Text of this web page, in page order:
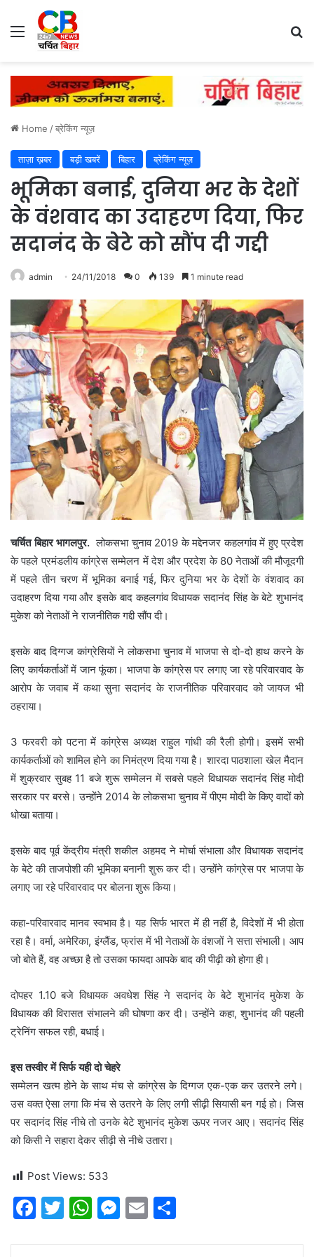
Menu
Home /ब्रेकिंग न्यूज़
ताज़ा ख़बर बड़ी खबरें बिहार ब्रेकिंग न्यूज़
भूमिका बनाई, दुनिया भर के देशों
के वंशवाद का उदाहरण दिया, फिर
सदानंद के बेटे को सौंप दी गद्दी
admin 24/11/2018 0 139 1 minute read
चर्चित बिहार भागलपुर. लोकसभा चुनाव 2019 के मद्देनजर कहलगांव में हुए प्रदेश
के पहले प्रमंडलीय कांग्रेस सम्मेलन में देश और प्रदेश के 80 नेताओं की मौजूदगी
में पहले तीन चरण में भूमिका बनाई गई, फिर दुनिया भर के देशों के वंशवाद का
उदाहरण दिया गया और इसके बाद कहलगांव विधायक सदानंद सिंह के बेटे शुभानंद
मुकेश को नेताओं ने राजनीतिक गद्दी सौंप दी।
इसके बाद दिग्गज कांग्रेसियों ने लोकसभा चुनाव में भाजपा से दो-दो हाथ करने के
लिए कार्यकर्ताओं में जान फूंका। भाजपा के कांग्रेस पर लगाए जा रहे परिवारवाद के
आरोप के जवाब में कथा सुना सदानंद के राजनीतिक परिवारवाद को जायज भी
ठहराया।
3 फरवरी को पटना में कांग्रेस अध्यक्ष राहुल गांधी की रैली होगी। इसमें सभी
कार्यकर्ताओं को शामिल होने का निमंत्रण दिया गया है। शारदा पाठशाला खेल मैदान
में शुक्रवार सुबह 11 बजे शुरू सम्मेलन में सबसे पहले विधायक सदानंद सिंह मोदी
सरकार पर बरसे। उन्होंने 2014 के लोकसभा चुनाव में पीएम मोदी के किए वादों को
धोखा बताया।
इसके बाद पूर्व केंद्रीय मंत्री शकील अहमद ने मोर्चा संभाला और विधायक सदानंद
के बेटे की ताजपोशी की भूमिका बनानी शुरू कर दी। उन्होंने कांग्रेस पर भाजपा के
लगाए जा रहे परिवारवाद पर बोलना शुरू किया।
कहा-परिवारवाद मानव स्वभाव है। यह सिर्फ भारत में ही नहीं है, विदेशों में भी होता
रहा है। वर्मा, अमेरिका, इंग्लैंड, फ्रांस में भी नेताओं के वंशजों ने सत्ता संभाली। आप
जो बोते हैं, वह अच्छा है तो उसका फायदा आपके बाद की पीढ़ी को होगा ही।
दोपहर 1.10 बजे विधायक अवधेश सिंह ने सदानंद के बेटे शुभानंद मुकेश के
विधायक की विरासत संभालने की घोषणा कर दी। उन्होंने कहा, शुभानंद की पहली
ट्रेनिंग सफल रही, बधाई।
इस तस्वीर में सिर्फ यही दो चेहरे
सम्मेलन खत्म होने के साथ मंच से कांग्रेस के दिग्गज एक-एक कर उतरने लगे।
उस वक्त ऐसा लगा कि मंच से उतरने के लिए लगी सीढ़ी सियासी बन गई हो। जिस
पर सदानंद सिंह नीचे तो उनके बेटे शुभानंद मुकेश ऊपर नजर आए। सदानंद सिंह
को किसी ने सहारा देकर सीढ़ी से नीचे उतारा।
Post Views: 533
F
T
W M E